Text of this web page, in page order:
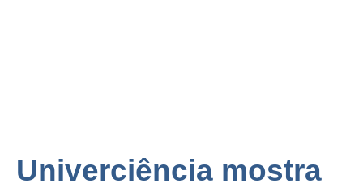
Univerciência mostra